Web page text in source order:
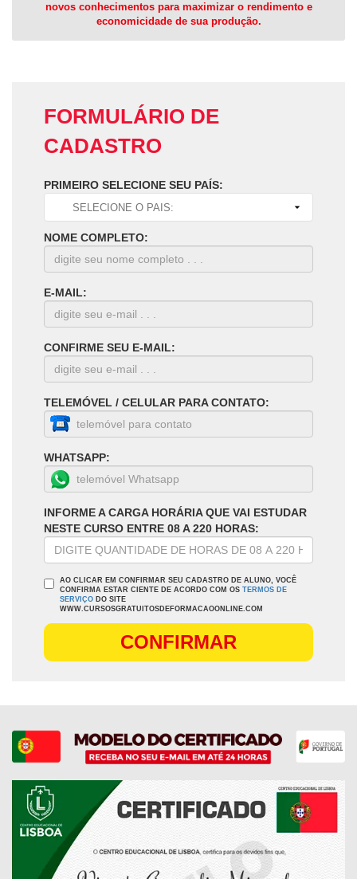
novos conhecimentos para maximizar o rendimento e
economicidade de sua produção.
FORMULÁRIO DE
CADASTRO
PRIMEIRO SELECIONE SEU PAÍS:
NOME COMPLETO:
E-MAIL:
CONFIRME SEU E-MAIL:
TELEMÓVEL / CELULAR PARA CONTATO:
WHATSAPP:
INFORME A CARGA HORÁRIA QUE VAI ESTUDAR
NESTE CURSO ENTRE 08 A 220 HORAS:
AO CLICAR EM CONFIRMAR SEU CADASTRO DE ALUNO, VOCÊ
CONFIRMA ESTAR CIENTE DE ACORDO COM OS TERMOS DE
SERVIÇO DO SITE
WWW.CURSOSGRATUITOSDEFORMACAOONLINE.COM
CONFIRMAR